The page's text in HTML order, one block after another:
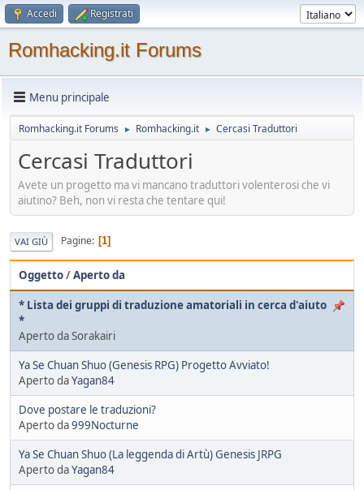
Accedi Registrati
Romhacking.it Forums
Menu principale
Romhacking.it Forums ► Romhacking.it ► Cercasi Traduttori
Cercasi Traduttori
Avete un progetto ma vi mancano traduttori volenterosi che vi
aiutino? Beh, non vi resta che tentare qui!
VAI GIÙ Pagine 1
Oggetto/Aperto da
* Lista dei gruppi di traduzione amatoriali in cerca d'aiuto
*
Aperto da Sorakairi
Ya Se Chuan Shuo (Genesis RPG) Progetto Avviato!
Aperto daYagan84
Dove postare le traduzioni?
Aperto da999Nocturne
Ya Se Chuan Shuo (La leggenda di Artù) Genesis JRPG
Aperto daYagan84